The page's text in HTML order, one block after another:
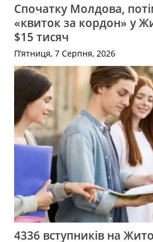
Спочатку Молдова,
«квиток за кордон» у
$15 тисяч
П’ятниця, 7 Серпня, 2026
4336 вступників на